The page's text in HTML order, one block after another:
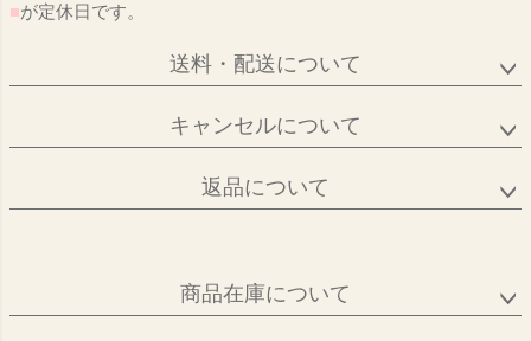
■が定休日です。
送料・配送について
キャンセルについて
返品について
商品在庫について